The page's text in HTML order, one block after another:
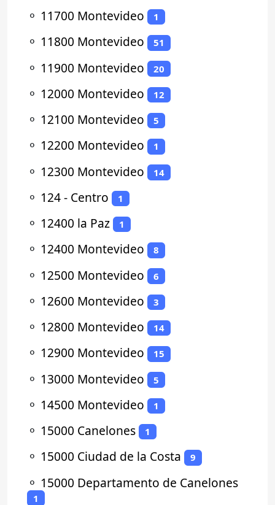
⚬ 11700 Montevideo 1
⚬ 11800 Montevideo 51
⚬ 11900 Montevideo 20
⚬ 12000 Montevideo 12
⚬ 12100 Montevideo 5
⚬ 12200 Montevideo 1
⚬ 12300 Montevideo 14
⚬ 124 - Centro 1
⚬ 12400 la Paz 1
⚬ 12400 Montevideo 8
⚬ 12500 Montevideo 6
⚬ 12600 Montevideo 3
⚬ 12800 Montevideo 14
⚬ 12900 Montevideo 15
⚬ 13000 Montevideo 5
⚬ 14500 Montevideo 1
⚬ 15000 Canelones 1
⚬ 15000 Ciudad de la Costa 9
⚬ 15000 Departamento de Canelones
1